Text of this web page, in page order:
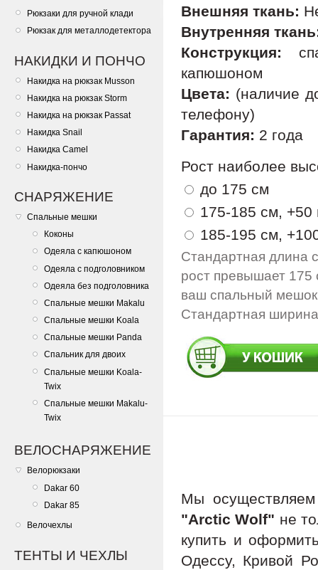
Рюкзаки для ручной клади
Рюкзак для металлодетектора
НАКИДКИ И ПОНЧО
Накидка на рюкзак Musson
Накидка на рюкзак Storm
Накидка на рюкзак Passat
Накидка Snail
Накидка Camel
Накидка-пончо
СНАРЯЖЕНИЕ
Спальные мешки
Коконы
Одеяла с капюшоном
Одеяла с подголовником
Одеяла без подголовника
Спальные мешки Makalu
Спальные мешки Koala
Спальные мешки Panda
Спальник для двоих
Спальные мешки Koala-
Twix
Спальные мешки Makalu-
Twix
ВЕЛОСНАРЯЖЕНИЕ
Велорюкзаки
Dakar 60
Dakar 85
Велочехлы
ТЕНТЫ И ЧЕХЛЫ
Внешняя ткань:
Внутренняя
Конструкция:
капюшоном
Цвета: (наличие
телефону)
Гарантия: 2 года
Рост наиболее
до 175 см
175-185 см, +50
185-195 см,
Стандартная длина
рост превышает 175
ваш спальный мешок
Стандартная
Мы
"Arctic Wolf" не
купить и
Одессу, Кривой